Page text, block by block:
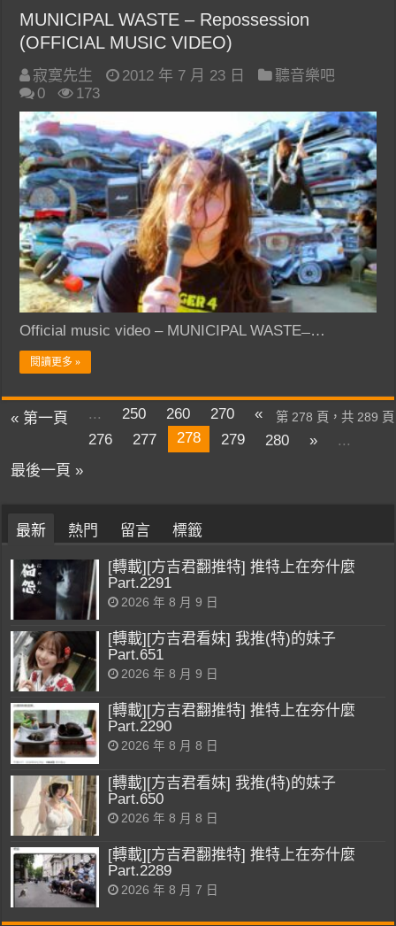
MUNICIPAL WASTE – Repossession
(OFFICIAL MUSIC VIDEO)
寂寞先生 2012 年 7 月 23 日
聽音樂吧
0
173
Official music video – MUNICIPAL WASTE ̶ …
閱讀更多 »
第 278 頁，共 289 頁
« 第一頁 ... 250 260 270
«
276
277 278 279 280 »
...
最後一頁 »
最新 熱門 留言 標籤
[轉載][方吉君翻推特] 推特上在夯什麼
Part.2291
2026 年 8 月 9 日
[轉載][方吉君看妹] 我推(特)的妹子
Part.651
2026 年 8 月 9 日
[轉載][方吉君翻推特] 推特上在夯什麼
Part.2290
2026 年 8 月 8 日
[轉載][方吉君看妹] 我推(特)的妹子
Part.650
2026 年 8 月 8 日
[轉載][方吉君翻推特] 推特上在夯什麼
Part.2289
2026 年 8 月 7 日